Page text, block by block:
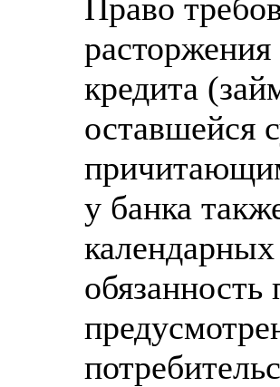
Право
расторжения
кредита
оставшейся
у банка